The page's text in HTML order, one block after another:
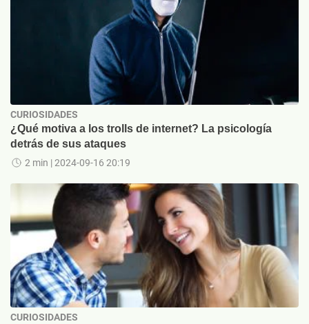
CURIOSIDADES
¿Qué motiva a los trolls de internet? La psicología
detrás de sus ataques
2 min | 2024-09-16 20:19
CURIOSIDADES